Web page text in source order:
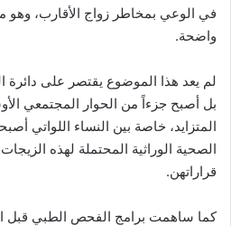
في الوعي بمخاطر زواج الأقارب،
واضحة.
لم يعد هذا الموضوع يقتصر على دائرة
بل أصبح جزءاً من الحوار المجتمعي
المتزايد، خاصة بين النساء اللواتي
الصحية الوراثية المحتملة لهذه
قراراتهن.
كما ساهمت برامج الفحص الطبي قبل